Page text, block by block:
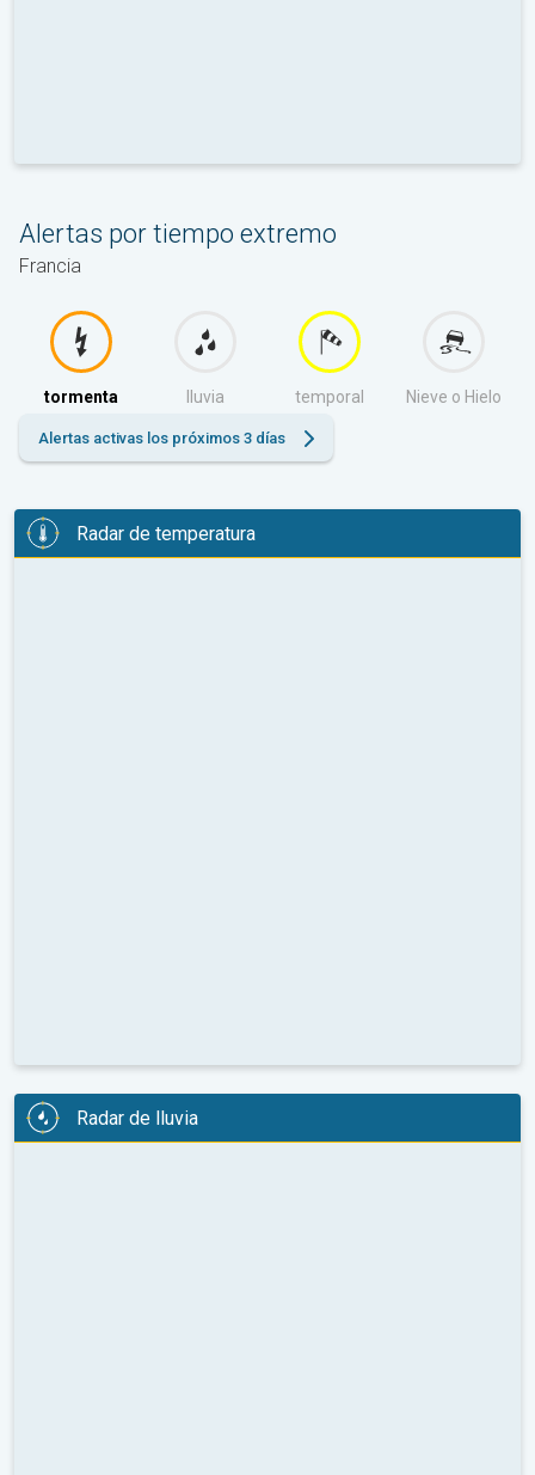
Alertas por tiempo extremo
Francia
tormenta lluvia temporal Nieve o Hielo
Alertas activas los próximos 3 días
Radar de temperatura
Radar de lluvia